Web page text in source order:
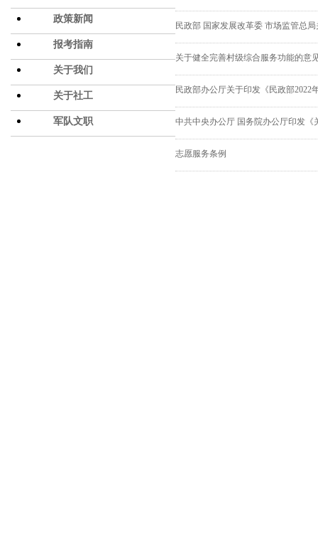
政策新闻
报考指南
关于我们
关于社工
军队文职
民政部 国家发展改革委 市场监管总
关于健全完善村级综合服务功能的意
民政部办公厅关于印发《民政部2022
中共中央办公厅 国务院办公厅印发
志愿服务条例